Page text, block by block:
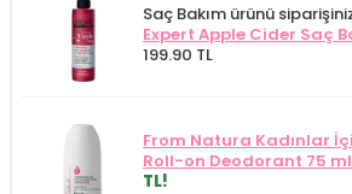
Saç Bakım ürünü
Expert Apple Cider Saç
199.90 TL
From Natura Kadınlar
Roll-on Deodorant 75 ml
TL!